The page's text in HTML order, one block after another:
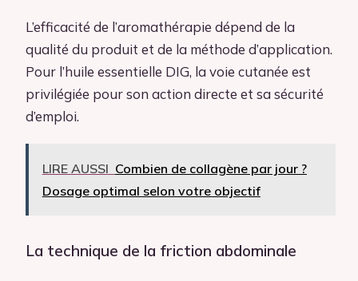
L’efficacité de l’aromathérapie dépend de la
qualité du produit et de la méthode d’application.
Pour l’huile essentielle DIG, la voie cutanée est
privilégiée pour son action directe et sa sécurité
d’emploi.
LIRE AUSSI Combien de collagène par jour ?
Dosage optimal selon votre objectif
La technique de la friction abdominale